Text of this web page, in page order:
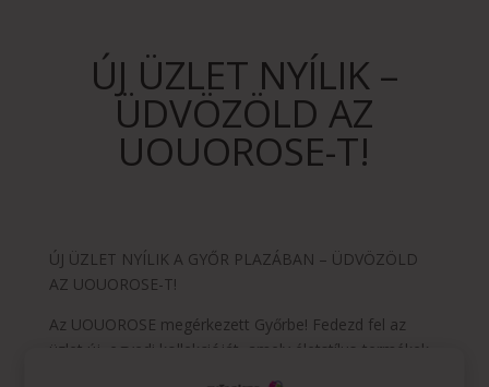
ÚJ ÜZLET NYÍLIK –
ÜDVÖZÖLD AZ
UOUOROSE-T!
ÚJ ÜZLET NYÍLIK A GYŐR PLAZÁBAN – ÜDVÖZÖLD
AZ UOUOROSE-T!
Az UOUOROSE megérkezett Győrbe! Fedezd fel az
üzlet új, egyedi kollekcióját, amely életstílus-termékek